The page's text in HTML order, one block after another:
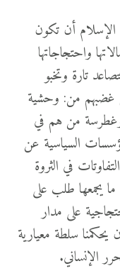
أن تكون
واحتجاجاتها
تارة وتخبو
غضبهم من: وحشية
وغطرسة من هم في
السياسية عن
في الثروة
يجمعها طلب على
على مدار
يحكمنا سلطة معيارية
الإنساني.